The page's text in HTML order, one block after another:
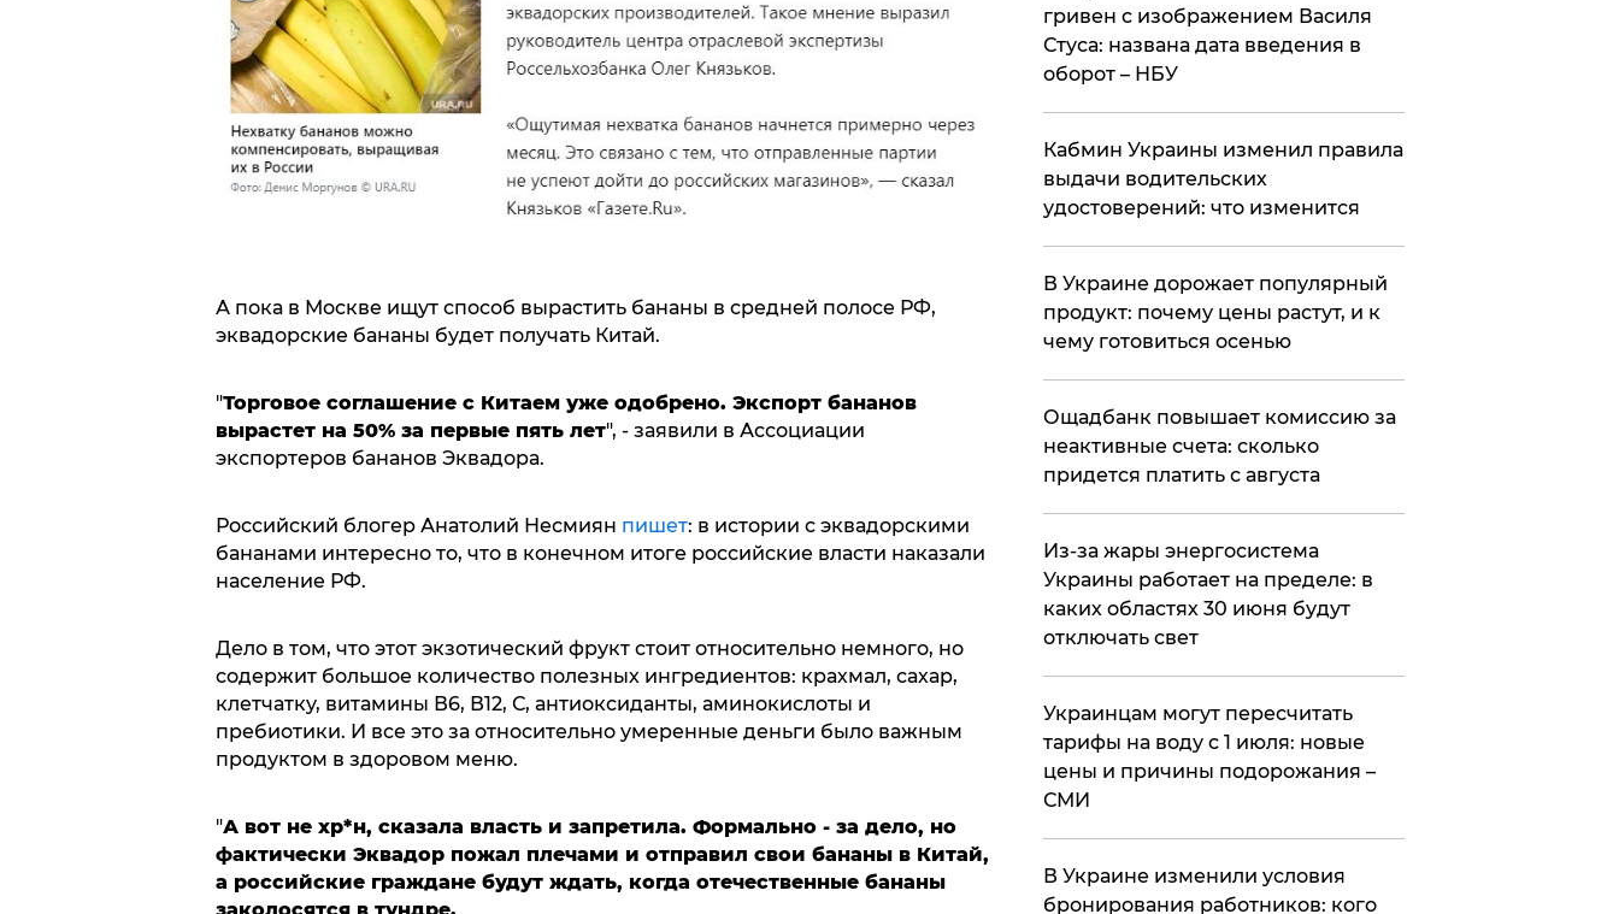
А пока в Москве ищут способ вырастить бананы в средней полосе РФ,
эквадорские бананы будет получать Китай.
"Торговое соглашение с Китаем уже одобрено. Экспорт бананов
вырастет на 50% за первые пять лет", - заявили в Ассоциации
экспортеров бананов Эквадора.
Российский блогер Анатолий Несмиян пишет: в истории с эквадорскими
бананами интересно то, что в конечном итоге российские власти наказали
население РФ.
Дело в том, что этот экзотический фрукт стоит относительно немного, но
содержит большое количество полезных ингредиентов: крахмал, сахар,
клетчатку, витамины В6, В12, С, антиоксиданты, аминокислоты и
пребиотики. И все это за относительно умеренные деньги было важным
продуктом в здоровом меню.
"А вот не хр*н, сказала власть и запретила. Формально - за дело, но
фактически Эквадор пожал плечами и отправил свои бананы в Китай,
а российские граждане будут ждать, когда отечественные бананы
гривен с изображением Василя
Стуса: названа дата введения в
оборот – НБУ
Кабмин Украины изменил правила
выдачи водительских
удостоверений: что изменится
В Украине дорожает популярный
продукт: почему цены растут, и к
чему готовиться осенью
​Ощадбанк повышает комиссию за
неактивные счета: сколько
придется платить с августа
Из-за жары энергосистема
Украины работает на пределе: в
каких областях 30 июня будут
отключать свет
Украинцам могут пересчитать
тарифы на воду с 1 июля: новые
цены и причины подорожания –
СМИ
В Украине изменили условия
бронирования работников: кого